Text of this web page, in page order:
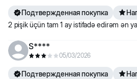
Подтвержденная покупка
2 pişik üçün tam 1 ay istifadə edirəm ən
S****
05/03/2026
Подтвержденная покупка